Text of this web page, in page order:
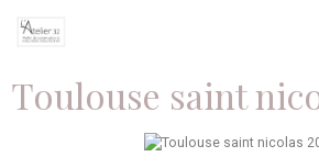
Toulouse saint